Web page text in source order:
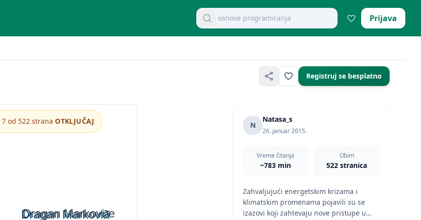
Pretraži dokumente
osnove programiranja Prijava
Registruj se besplatno
Dragan Markoviã
Dragan Markoviæ
·7 od 522 strana·OTKLJUČAJ N
Natasa_s
26. januar 2015.
Vreme čitanja
~783 min
Obim
522 stranica
Zahvaljujući energetskim krizama i
klimatskim promenama pojavili su se
izazovi koji zahtevaju nove pristupe u